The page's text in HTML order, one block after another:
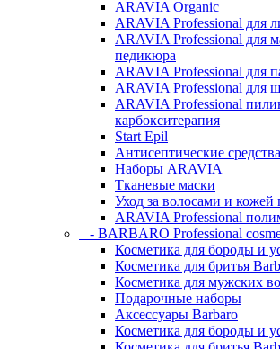
ARAVIA Organic
ARAVIA Professional для
ARAVIA Professional для
педикюра
ARAVIA Professional для
ARAVIA Professional для
ARAVIA Professional
карбокситерапия
Start Epil
Антисептические средства
Наборы ARAVIA
Тканевые маски
Уход за волосами и кожей
ARAVIA Professional
- BARBARO Professional
Косметика для бороды и
Косметика для бритья
Косметика для мужских
Подарочные наборы
Аксессуары Barbaro
Косметика для бороды и